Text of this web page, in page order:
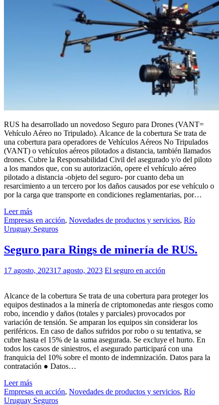
RUS ha desarrollado un novedoso Seguro para Drones (VANT=
Vehículo Aéreo no Tripulado). Alcance de la cobertura Se trata de
una cobertura para operadores de Vehículos Aéreos No Tripulados
(VANT) o vehículos aéreos pilotados a distancia, también llamados
drones. Cubre la Responsabilidad Civil del asegurado y/o del piloto
a los mandos que, con su autorización, opere el vehículo aéreo
pilotado a distancia -objeto del seguro- por cuanto deba un
resarcimiento a un tercero por los daños causados por ese vehículo o
por la carga que transporte en condiciones reglamentarias, por…
Leer más
Empresas en acción, Novedades de productos y servicios, Río
Uruguay Seguros
Seguro para Rings de minería de RUS.
17 agosto, 202317 agosto, 2023 El seguro en acción
Alcance de la cobertura Se trata de una cobertura para proteger los
equipos destinados a la minería de criptomonedas ante riesgos como
robo, incendio y daños (totales y parciales) provocados por
variación de tensión. Se amparan los equipos sin considerar los
periféricos. En caso de daños sufridos por robo o su tentativa, se
cubre hasta el 15% de la suma asegurada. Se excluye el hurto. En
todos los casos de siniestros, el asegurado participará con una
franquicia del 10% sobre el monto de indemnización. Datos para la
contratación ● Datos…
Leer más
Empresas en acción, Novedades de productos y servicios, Río
Uruguay Seguros